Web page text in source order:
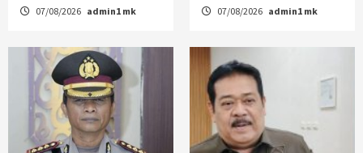
07/08/2026 admin1 mk 07/08/2026 admin1 mk